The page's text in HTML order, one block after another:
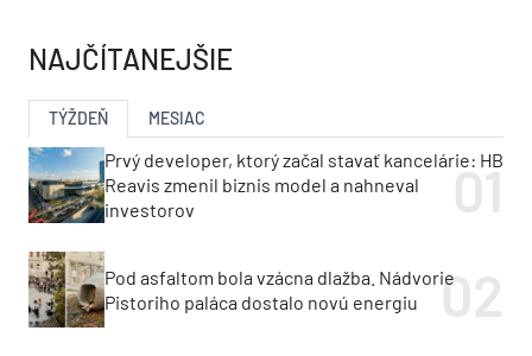
NAJČÍTANEJŠIE
TÝŽDEŇ MESIAC
Prvý developer, ktorý začal stavať kancelárie: HB
Reavis zmenil biznis model a nahneval
investorov
Pod asfaltom bola vzácna dlažba. Nádvorie
Pistoriho paláca dostalo novú energiu